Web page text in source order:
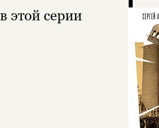
в этой серии